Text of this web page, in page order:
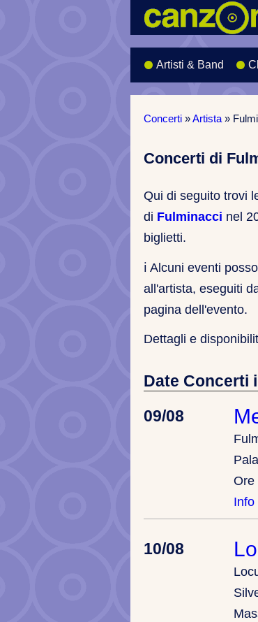
Artisti & Band
Concerti »Artista »
Concerti di
Qui di seguito trovi
di Fulminacci nel
biglietti.
ℹ️ Alcuni eventi
all'artista, eseguiti
pagina dell'evento.
Dettagli e
Date Concerti
09/08
Ore
Info
10/08